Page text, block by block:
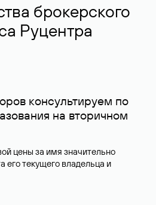
брокерского
Руцентра
консультируем по
на вторичном
цены за имя значительно
его текущего владельца и